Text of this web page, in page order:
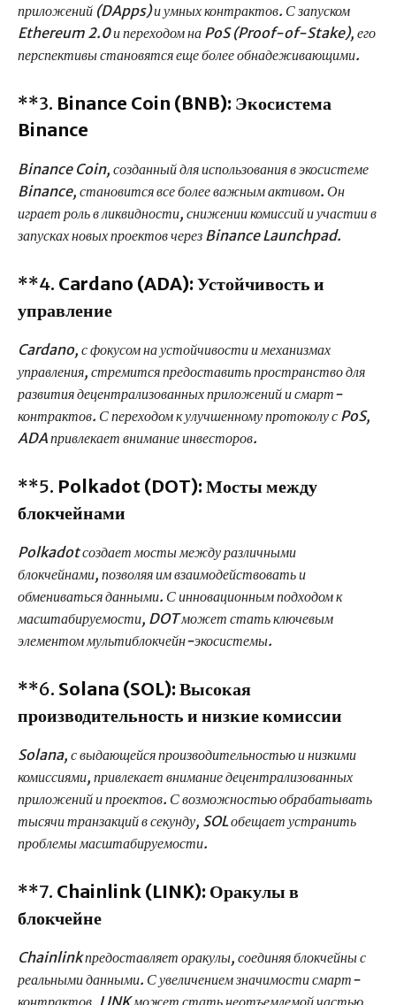
приложений (DApps) и умных контрактов. С запуском
Ethereum 2.0 и переходом на PoS (Proof-of-Stake), его
перспективы становятся еще более обнадеживающими.
**3. Binance Coin (BNB): Экосистема
Binance
Binance Coin, созданный для использования в экосистеме
Binance, становится все более важным активом. Он
играет роль в ликвидности, снижении комиссий и участии в
запусках новых проектов через Binance Launchpad.
**4. Cardano (ADA): Устойчивость и
управление
Cardano, с фокусом на устойчивости и механизмах
управления, стремится предоставить пространство для
развития децентрализованных приложений и смарт-
контрактов. С переходом к улучшенному протоколу с PoS,
ADA привлекает внимание инвесторов.
**5. Polkadot (DOT): Мосты между
блокчейнами
Polkadot создает мосты между различными
блокчейнами, позволяя им взаимодействовать и
обмениваться данными. С инновационным подходом к
масштабируемости, DOT может стать ключевым
элементом мультиблокчейн-экосистемы.
**6. Solana (SOL): Высокая
производительность и низкие комиссии
Solana, с выдающейся производительностью и низкими
комиссиями, привлекает внимание децентрализованных
приложений и проектов. С возможностью обрабатывать
тысячи транзакций в секунду, SOL обещает устранить
проблемы масштабируемости.
**7. Chainlink (LINK): Оракулы в
блокчейне
Chainlink предоставляет оракулы, соединяя блокчейны с
реальными данными. С увеличением значимости смарт-
контрактов, LINK может стать неотъемлемой частью